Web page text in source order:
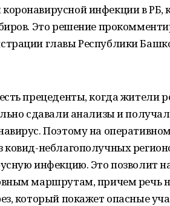
инфекции в РБ,
Это решение
главы Республики
прецеденты, когда жители
сдавали анализы и
Поэтому на
неблагополучных
инфекцию. Это позволит
маршрутам, причем речь
который покажет опасные